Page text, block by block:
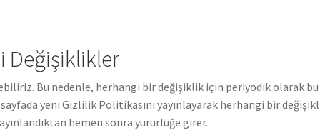
Değişiklikler
Bu nedenle, herhangi bir değişiklik için periyodik olarak bu
yeni Gizlilik Politikasını yayınlayarak herhangi bir
hemen sonra yürürlüğe girer.